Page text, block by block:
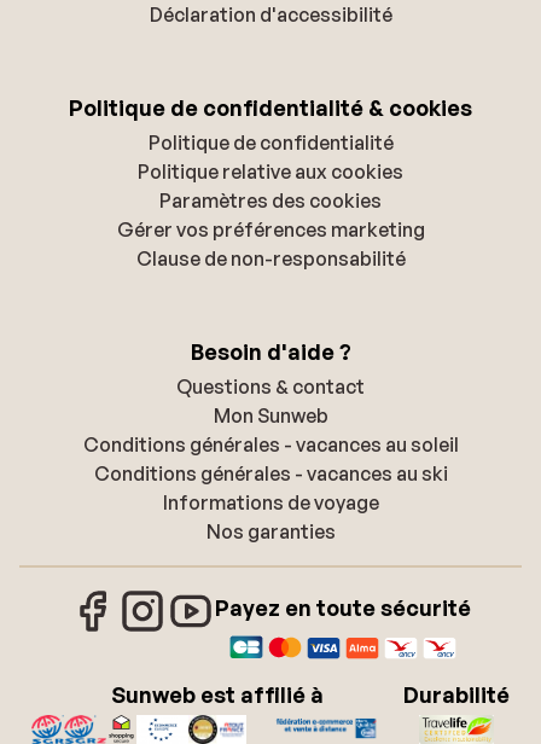
Déclaration d'accessibilité
Politique de confidentialité & cookies
Politique de confidentialité
Politique relative aux cookies
Paramètres des cookies
Gérer vos préférences marketing
Clause de non-responsabilité
Besoin d'aide ?
Questions & contact
Mon Sunweb
Conditions générales - vacances au soleil
Conditions générales - vacances au ski
Informations de voyage
Nos garanties
Payez en toute sécurité
Sunweb est affilié à Durabilité